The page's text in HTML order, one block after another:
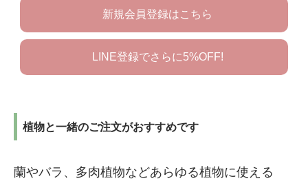
新規会員登録はこちら
LINE登録でさらに5%OFF!
植物と一緒のご注文がおすすめです
蘭やバラ、多肉植物などあらゆる植物に使える